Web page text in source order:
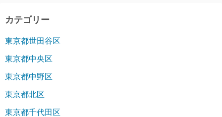
カテゴリー
東京都世田谷区
東京都中央区
東京都中野区
東京都北区
東京都千代田区